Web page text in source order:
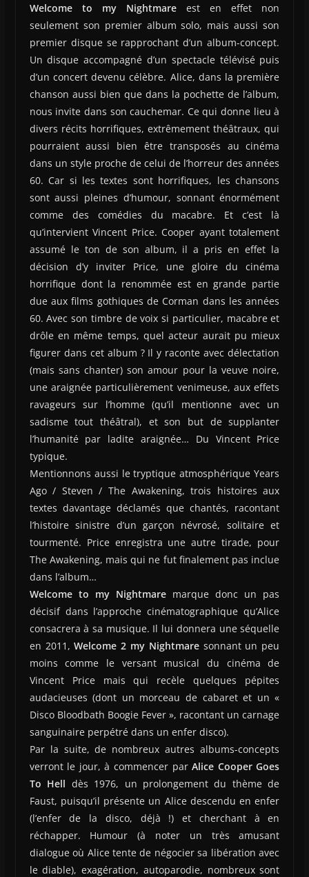
Welcome to my Nightmareest en effet non
seulement son premier album solo, mais aussi son
premier disque se rapprochant d’un album-concept.
Un disque accompagné d’un spectacle télévisé puis
d’un concert devenu célèbre. Alice, dans la première
chanson aussi bien que dans la pochette de l’album,
nous invite dans son cauchemar. Ce qui donne lieu à
divers récits horrifiques, extrêmement théâtraux, qui
pourraient aussi bien être transposés au cinéma
dans un style proche de celui de l’horreur des années
60. Car si les textes sont horrifiques, les chansons
sont aussi pleines d’humour, sonnant énormément
comme des comédies du macabre. Et c’est là
qu’intervient Vincent Price. Cooper ayant totalement
assumé le ton de son album, il a pris en effet la
décision d’y inviter Price, une gloire du cinéma
horrifique dont la renommée est en grande partie
due aux films gothiques de Corman dans les années
60. Avec son timbre de voix si particulier, macabre et
drôle en même temps, quel acteur aurait pu mieux
figurer dans cet album ? Il y raconte avec délectation
(mais sans chanter) son amour pour la veuve noire,
une araignée particulièrement venimeuse, aux effets
ravageurs sur l’homme (qu’il mentionne avec un
sadisme tout théâtral), et son but de supplanter
l’humanité par ladite araignée… Du Vincent Price
typique.
Mentionnons aussi le tryptique atmosphérique Years
Ago / Steven / The Awakening, trois histoires aux
textes davantage déclamés que chantés, racontant
l’histoire sinistre d’un garçon névrosé, solitaire et
tourmenté. Price enregistra une autre tirade, pour
The Awakening, mais qui ne fut finalement pas inclue
dans l’album…
Welcome to my Nightmaremarque donc un pas
décisif dans l’approche cinématographique qu’Alice
consacrera à sa musique. Il lui donnera une séquelle
en 2011,Welcome 2 my Nightmaresonnant un peu
moins comme le versant musical du cinéma de
Vincent Price mais qui recèle quelques pépites
audacieuses (dont un morceau de cabaret et un «
Disco Bloodbath Boogie Fever », racontant un carnage
sanguinaire perpétré dans un enfer disco).
Par la suite, de nombreux autres albums-concepts
verront le jour, à commencer parAlice Cooper Goes
To Hell dès 1976, un prolongement du thème de
Faust, puisqu’il présente un Alice descendu en enfer
(l’enfer de la disco, déjà !) et cherchant à en
réchapper. Humour (à noter un très amusant
dialogue où Alice tente de négocier sa libération avec
le diable), exagération, autoparodie, nombreux sont